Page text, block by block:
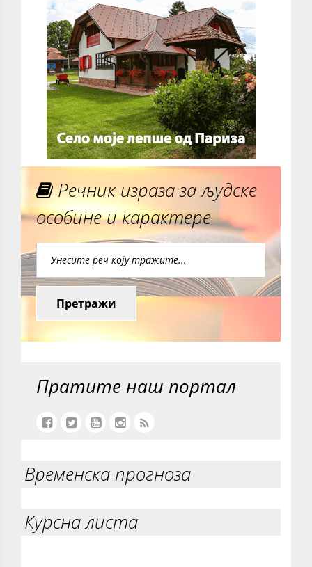
Речник израза за људске
особине и карактере
Претражи
Пратите наш портал
Временска прогноза
Курсна листа